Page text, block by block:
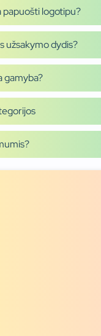
papuošti logotipu?
užsakymo dydis?
gamyba?